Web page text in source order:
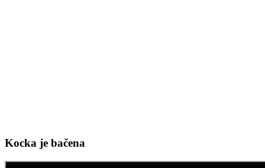
Kocka je bačena